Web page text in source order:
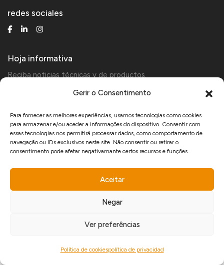
Gerir o Consentimento
Para fornecer as melhores experiências, usamos tecnologias como cookies
para armazenar e/ou aceder a informações do dispositivo. Consentir com
essas tecnologias nos permitirá processar dados, como comportamento de
navegação ou IDs exclusivos neste site. Não consentir ou retirar o
consentimento pode afetar negativamante certos recursos e funções.
Aceitar
Negar
Ver preferências
Política de cookiespolítica de privacidad
redes sociales
Hoja informativa
Reciba noticias técnicas y de productos.
Acepto recibir comunicaciones comerciales de Manfercan y declaro que he
leído y acepto las política de privacidad .